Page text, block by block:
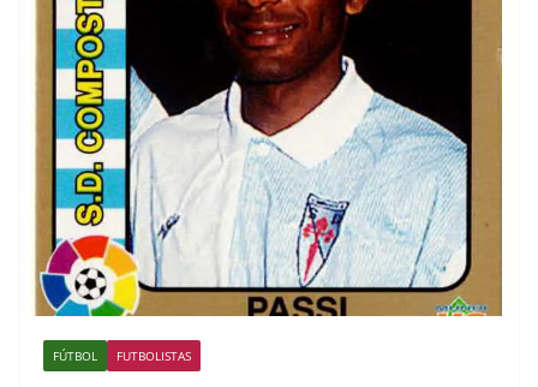
FÚTBOL FUTBOLISTAS